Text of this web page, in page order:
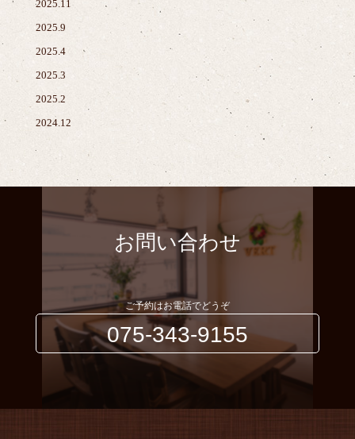
2025.11
2025.9
2025.4
2025.3
2025.2
2024.12
お問い合わせ
ご予約はお電話でどうぞ
075-343-9155